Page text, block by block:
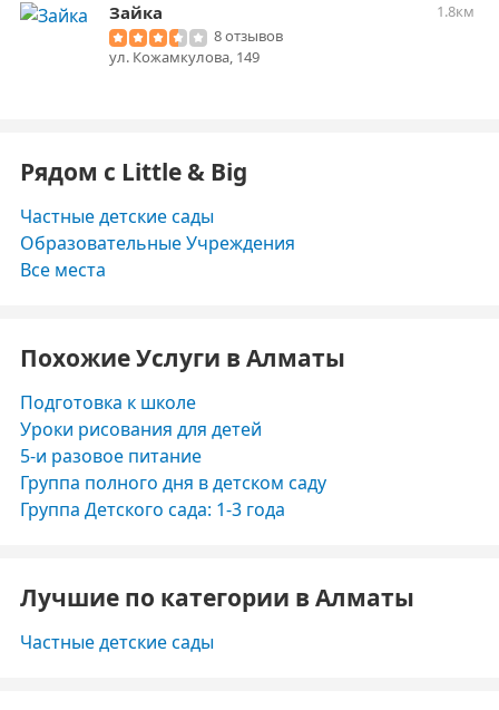
Зайка
1.8км
8 отзывов
ул. Кожамкулова, 149
Рядом с Little & Big
Частные детские сады
Образовательные Учреждения
Все места
Похожие Услуги в Алматы
Подготовка к школе
Уроки рисования для детей
5-и разовое питание
Группа полного дня в детском саду
Группа Детского сада: 1-3 года
Лучшие по категории в Алматы
Частные детские сады